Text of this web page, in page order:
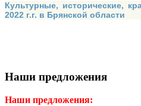
Культурные, исторические,
2022 г.г. в Брянской области
Наши предложения
Наши предложения: